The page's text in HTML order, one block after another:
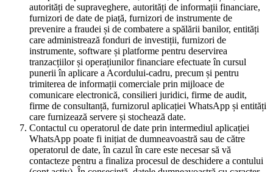
autorități de supraveghere, autorități de informații financiare,
furnizori de date de piață, furnizori de instrumente de
prevenire a fraudei și de combatere a spălării banilor, entități
care administrează fonduri de investiții, furnizori de
instrumente, software și platforme pentru deservirea
tranzacțiilor și operațiunilor financiare efectuate în cursul
punerii în aplicare a Acordului-cadru, precum și pentru
trimiterea de informații comerciale prin mijloace de
comunicare electronică, consilieri juridici, firme de audit,
firme de consultanță, furnizorul aplicației WhatsApp și entități
care furnizează servere și stochează date.
Contactul cu operatorul de date prin intermediul aplicației
WhatsApp poate fi inițiat de dumneavoastră sau de către
operatorul de date, în cazul în care este necesar să vă
contacteze pentru a finaliza procesul de deschidere a contului